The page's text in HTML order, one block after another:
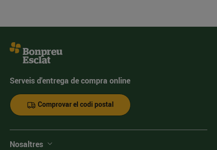
Serveis d'entrega de compra online
Comprovar el codi postal
Nosaltres